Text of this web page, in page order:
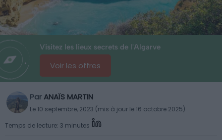
Visitez les lieux secrets de l'Algarve
Voir les offres
ParANAÏS MARTIN
Le 10 septembre, 2023 (mis à jour le 16 octobre 2025)
Temps de lecture: 3 minutes